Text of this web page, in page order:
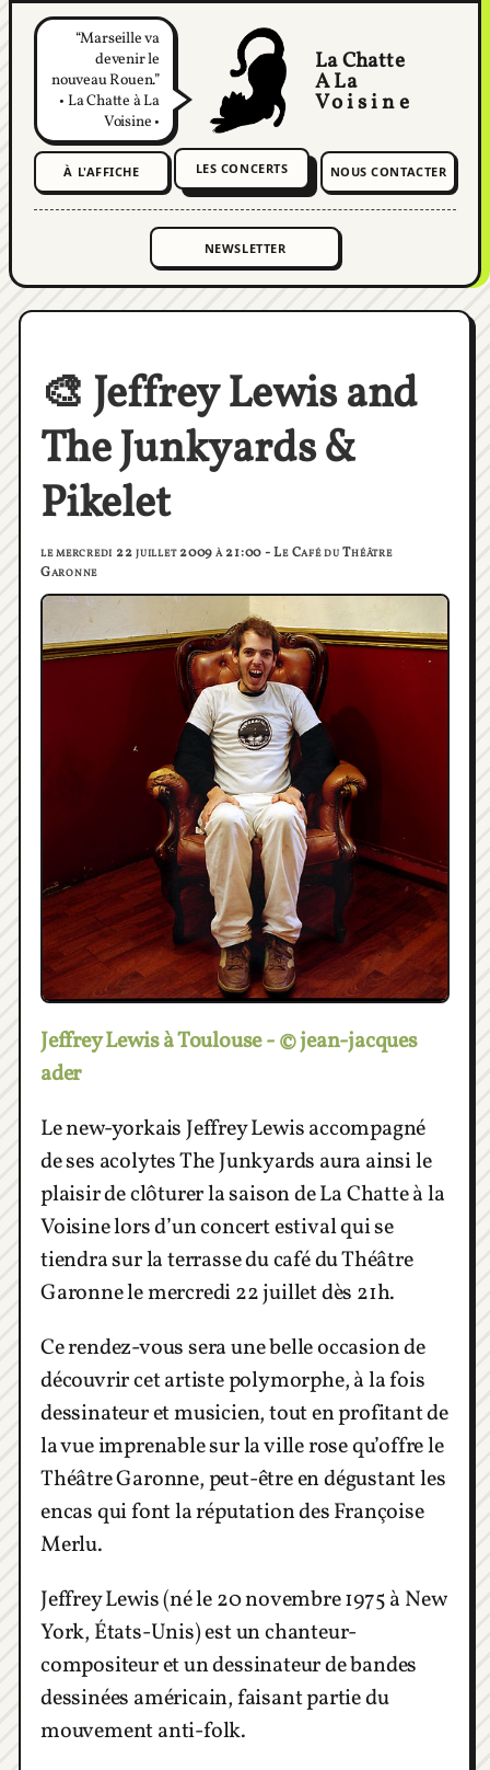
Marseille va
devenir le
nouveau Rouen.
• La Chatte à La
Voisine •
La Chatte
A La
Voisine
À L'AFFICHE LES CONCERTS NOUS CONTACTER
🎨 Jeffrey Lewis and
The Junkyards &
Pikelet
le mercredi 22 juillet 2009 à 21:00 - Le Café du Théâtre
Garonne
Jeffrey Lewis à Toulouse - © jean-jacques
ader
Le new-yorkais Jeffrey Lewis accompagné
de ses acolytes The Junkyards aura ainsi le
plaisir de clôturer la saison de La Chatte à la
Voisine lors d’un concert estival qui se
tiendra sur la terrasse du café du Théâtre
Garonne le mercredi 22 juillet dès 21h.
Ce rendez-vous sera une belle occasion de
découvrir cet artiste polymorphe, à la fois
dessinateur et musicien, tout en profitant de
la vue imprenable sur la ville rose qu’offre le
Théâtre Garonne, peut-être en dégustant les
encas qui font la réputation des Françoise
Merlu.
Jeffrey Lewis (né le 20 novembre 1975 à New
York, États-Unis) est un chanteur-
compositeur et un dessinateur de bandes
dessinées américain, faisant partie du
mouvement anti-folk.